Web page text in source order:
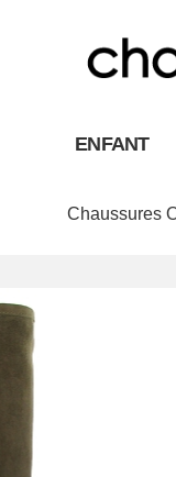
ENFANT
Chaussures